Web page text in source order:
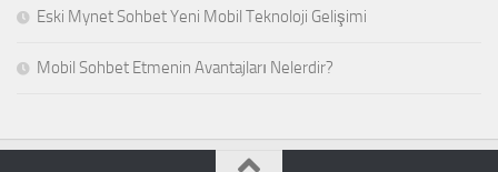
Eski Mynet Sohbet Yeni Mobil Teknoloji Gelişimi
Mobil Sohbet Etmenin Avantajları Nelerdir?